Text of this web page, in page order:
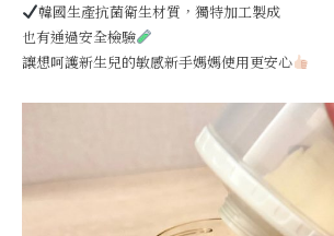
韓國生產抗菌衛生材質，獨特加工製成
也有通過安全檢驗
讓想呵護新生兒的敏感新手媽媽使用更安心